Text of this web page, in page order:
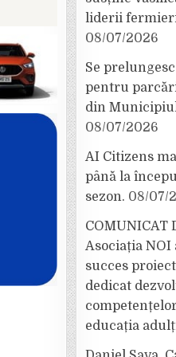
liderii
08/07/2026
Se
pentru
din
08/07/2026
AI Citizens
până la
sezon. 08/07/
COMUNICAT
Asociația
succes
dedicat
educația